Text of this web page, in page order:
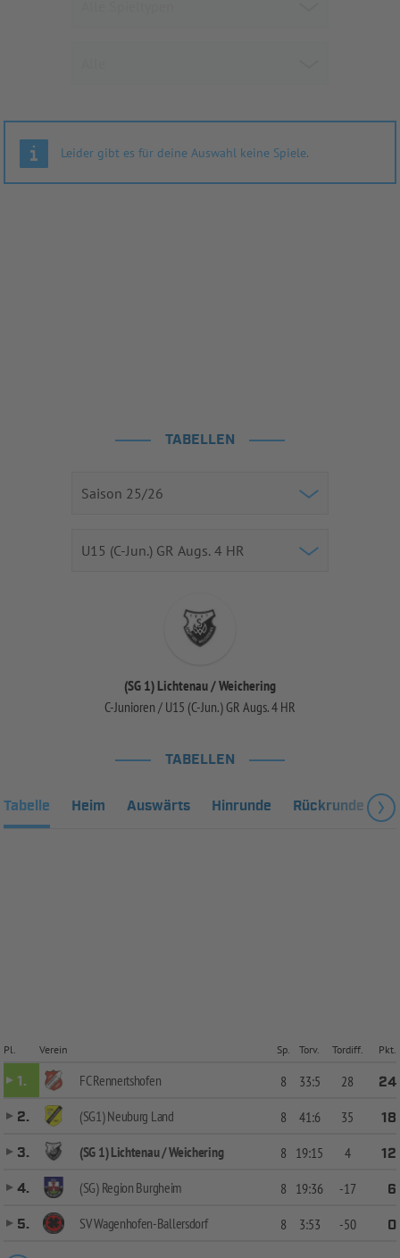
Leider gibt es für deine Auswahl keine Spiele.
TABELLEN
(SG 1) Lichtenau / Weichering
C-Junioren / U15 (C-Jun.) GR Augs. 4 HR
TABELLEN
Tabelle Heim Auswärts Hinrunde Rückrunde
Pl. Verein Sp. Torv. Tordiff. Pkt.
1. FC Rennertshofen 8 33:5 28
24
2.
(SG1) Neuburg Land 8 41:6 35
18
3.
(SG 1) Lichtenau / Weichering 8 19:15 4
12
4.
(SG) Region Burgheim 8 19:36 -17
6
5.
SV Wagenhofen-Ballersdorf 8 3:53 -50 0